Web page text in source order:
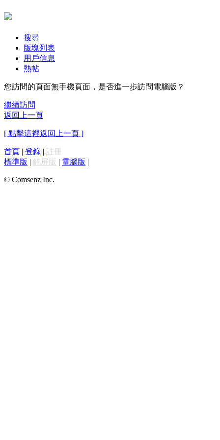
搜尋
版塊列表
用戶信息
熱帖
您訪問的頁面無手機頁面，是否進一步訪問電腦版？
繼續訪問
返回上一頁
[ 點擊這裡返回上一頁 ]
首頁 | 登錄 | 註冊
標準版 | 觸屏版 | 電腦版 |
© Comsenz Inc.